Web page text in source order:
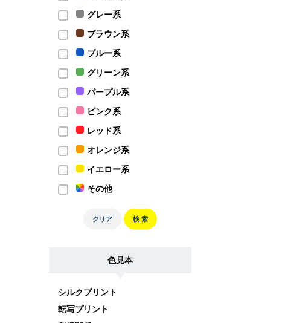
グレー系
ブラウン系
ブルー系
グリーン系
パープル系
ピンク系
レッド系
オレンジ系
イエロー系
その他
クリア 検 索
色見本
シルクプリント
転写プリント